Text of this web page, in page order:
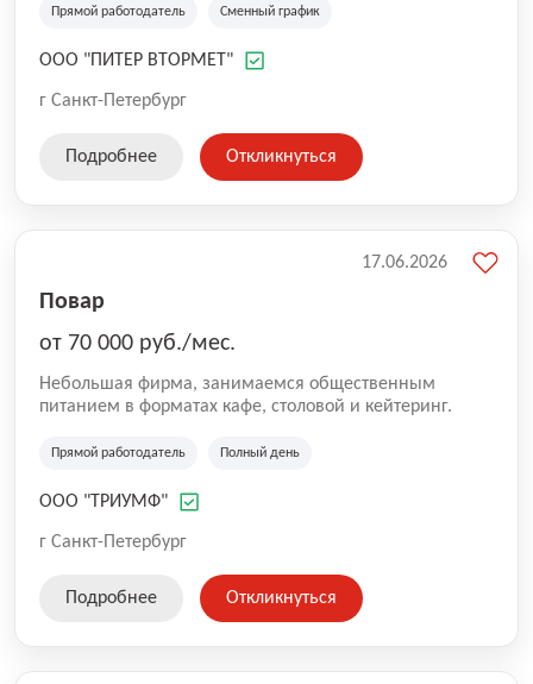
металлов, оказывает услуги по демонтажу зданий и
сопровождением деятельности промышленных
отчетной документации. В связи с расширением
рабочего.
Прямой работодатель Сменный график
ООО "ПИТЕР ВТОРМЕТ"
г Санкт-Петербург
Подробнее Откликнуться
Повар
от 70 000 руб./мес.
Небольшая фирма, занимаемся общественным
питанием в форматах кафе, столовой и кейтеринг.
Прямой работодатель Полный день
ООО "ТРИУМФ"
г Санкт-Петербург
17.06.2026
Подробнее Откликнуться